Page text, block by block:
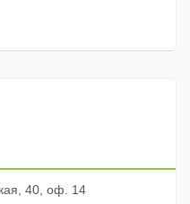
40, оф. 14